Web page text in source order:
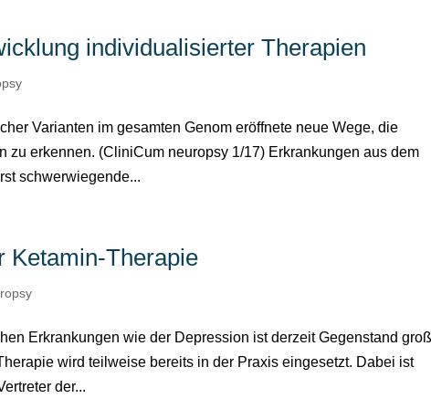
individualisierter Therapien
Varianten im gesamten Genom eröffnete neue Wege, die
zu erkennen. (CliniCum neuropsy 1/17) Erkrankungen aus dem
schwerwiegende...
Ketamin-Therapie
Erkrankungen wie der Depression ist derzeit Gegenstand
wird teilweise bereits in der Praxis eingesetzt. Dabei ist
der...